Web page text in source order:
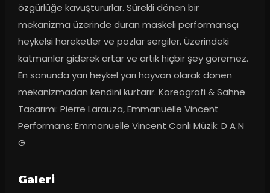
özgürlüğe kavuştururlar. Sürekli dönen bir
mekanizma üzerinde duran maskeli performansçı
heykelsi hareketler ve pozlar sergiler. Üzerindeki
katmanlar giderek artar ve artık hiçbir şey göremez.
En sonunda yarı heykel yarı hayvan olarak dönen
mekanizmadan kendini kurtarır. Koreografi & Sahne
Tasarımı: Pierre Larauza, Emmanuelle Vincent
Performans: Emmanuelle Vincent Canlı Müzik: D A N
G
Galeri